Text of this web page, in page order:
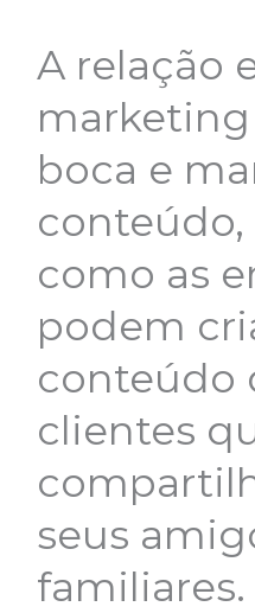
A relação
marketing
boca e
como as
podem
conteúdo
clientes
seus
familiares.